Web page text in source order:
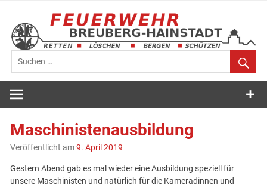
springen
Feuerwehr
Breuberg-
Hainstadt
Maschinistenausbildung
Veröffentlicht am9. April 2019
Gestern Abend gab es mal wieder eine Ausbildung speziell für
unsere Maschinisten und natürlich für die Kameradinnen und